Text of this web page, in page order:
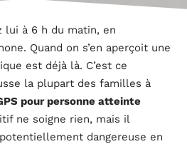
lui à 6 h du matin, en
Quand on s’en aperçoit une
est déjà là. C’est ce
la plupart des familles à
pour personne atteinte
ne soigne rien, mais il
dangereuse en